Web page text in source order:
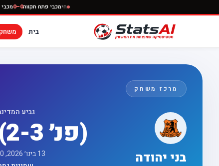
חימכבי פתח תקווה0–0
בית
מרכז משחק
בני יהודה
גביע
0 - 0 (פנ׳ 2-3)
13 בינו׳ 2026, 17:00